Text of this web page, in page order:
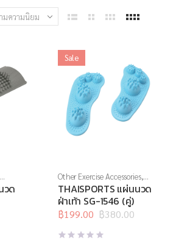
,
กรณ์
วด
Sale
Other Exercise Accessories,
Thai Sports,สินค้าล็อตสุดท้าย
อุปกรณ์คลายกล้ามเนื้อ,อุปกรณ์
นวด,อุปกรณ์บริหารกาย,
อุปกรณ์เพื่อสุขภาพ
THAISPORTS แผ่นนวด
ฝ่าเท้า SG-1546 (คู่)
฿380.00
Original
price
was:
฿199.00
Current
price
is: